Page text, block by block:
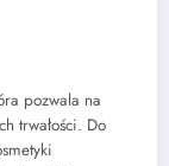
pozwala na
trwałości. Do